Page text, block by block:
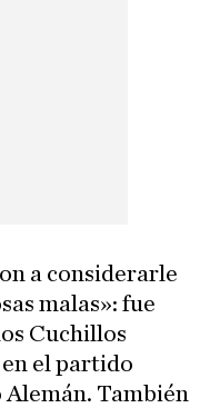
a considerarle
malas»: fue
Cuchillos
el partido
También